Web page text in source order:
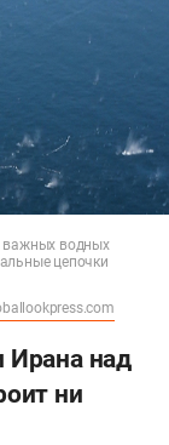
важных водных
цепочки
над
ни